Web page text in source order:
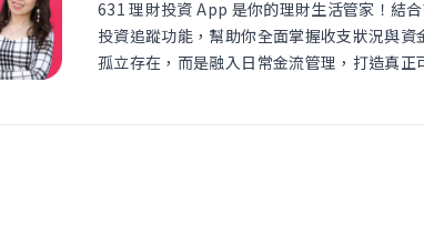
631 理財投資 App 是你的理財生活管家！結
投資追蹤功能，幫助你全面掌握收支狀況與資
孤立存在，而是融入日常金流管理，打造真正